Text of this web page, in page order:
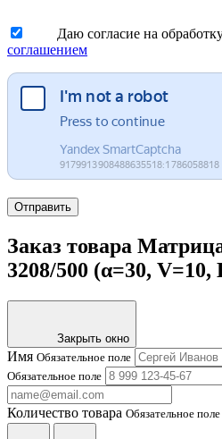
Даю согласие на
соглашением
Отправить
Заказ товара
3208/500 (α=30, V=10,
Закрыть окно
Имя Обязательное поле
Обязательное поле
Количество товара Обязательное поле